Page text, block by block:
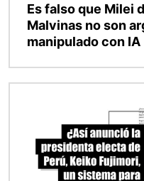
Es falso que Milei
Malvinas no son
manipulado con IA